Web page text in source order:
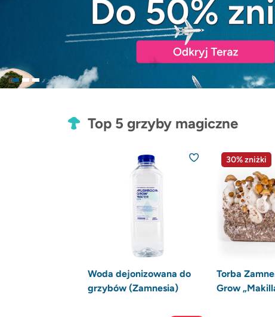
Top 5 grzyby magiczne
Woda dejonizowana do
grzybów (Zamnesia)
30% zniżki
Torba
Grow